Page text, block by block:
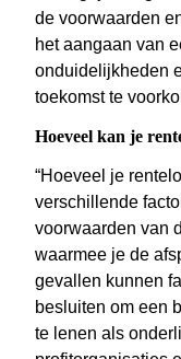
de voorwaarden
het aangaan van
onduidelijkheden
toekomst te
Hoeveel kan je
“Hoeveel je
verschillende
voorwaarden van
waarmee je de
gevallen kunnen
besluiten om een
te lenen als